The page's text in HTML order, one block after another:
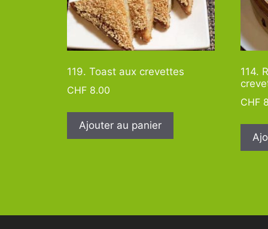
119. Toast aux crevettes
CHF 8.00
Ajouter au panier
114.
CHF